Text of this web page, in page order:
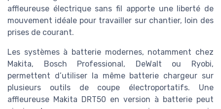
affleureuse électrique sans fil apporte une liberté de
mouvement idéale pour travailler sur chantier, loin des
prises de courant.
Les systèmes à batterie modernes, notamment chez
Makita, Bosch Professional, DeWalt ou Ryobi,
permettent d’utiliser la même batterie chargeur sur
plusieurs outils de coupe électroportatifs. Une
affleureuse Makita DRT50 en version à batterie peut